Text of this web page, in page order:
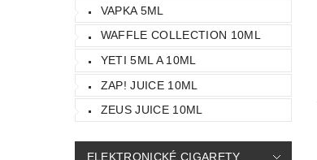
VAPKA 5ML
WAFFLE COLLECTION 10ML
YETI 5ML A 10ML
ZAP! JUICE 10ML
ZEUS JUICE 10ML
ELEKTRONICKÉ CIGARETY